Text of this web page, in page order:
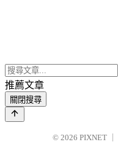
推薦文章
關閉搜尋
© 2026 PIXNET